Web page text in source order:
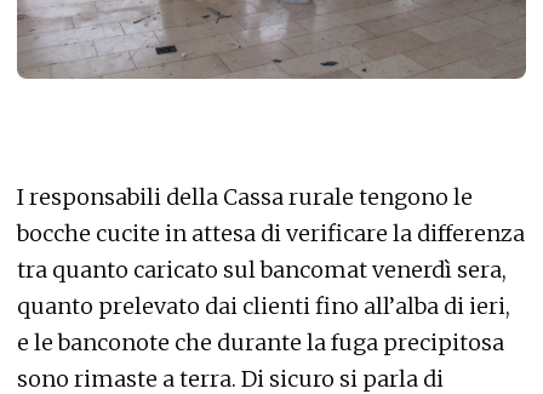
I responsabili della Cassa rurale tengono le
bocche cucite in attesa di verificare la differenza
tra quanto caricato sul bancomat venerdì sera,
quanto prelevato dai clienti fino all’alba di ieri,
e le banconote che durante la fuga precipitosa
sono rimaste a terra. Di sicuro si parla di